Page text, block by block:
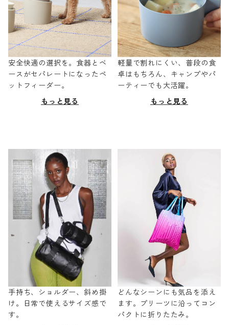
安全快適の選択を。食器とベ
ースがセパレートになったペ
ットフィーダー。
もっと見る
軽量で割れにくい、普段の食
卓はもちろん、キャンプやパ
ーティーでも大活躍。
もっと見る
手持ち、ショルダー、斜め掛
け。日常で使えるサイズ感で
す。
どんなシーンにも気品を添え
ます。プリーツに沿ってコン
パクトに折りたたみ。